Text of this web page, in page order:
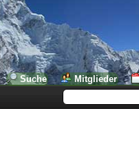
Suche Mitglieder